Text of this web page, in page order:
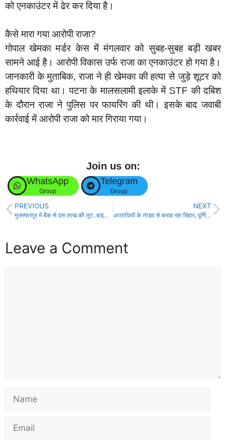
को एनकाउंटर में ढेर कर दिया है।
कैसे मारा गया आरोपी राजा?
गोपाल खेमका मर्डर केस में मंगलवार को सुबह-सुबह बड़ी खबर
सामने आई है। आरोपी विकास उर्फ राजा का एनकाउंटर हो गया है।
जानकारी के मुताबिक, राजा ने ही खेमका की हत्या से जुड़े शूटर को
हथियार दिया था। पटना के मालसलामी इलाके में STF की दबिश
के दौरान राजा ने पुलिस पर फायरिंग की थी। इसके बाद जवाबी
कार्रवाई में आरोपी राजा को मार गिराया गया।
Join us on:
WhatsApp
Group
Telegram
Group
PREVIOUS
मुजफ्फरपुर में बैंक से दस लाख की लूट..बाइक सवार तीन अपराधियो ने तीन मिनट में दिया वारदात को अंजाम!
NEXT
अपराधियों के तांडव से कराह रहा बिहार, पूर्णियाँ में 5 लोगों के जिंदा जलाने पर बोले मृत्युंजय तिवारी!
Leave a Comment